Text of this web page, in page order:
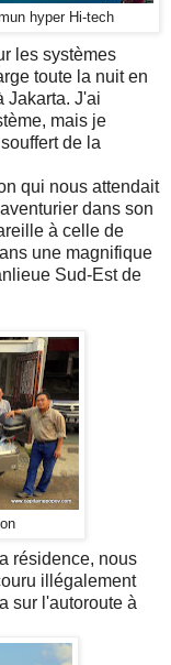
hyper Hi-tech
les systèmes
toute la nuit en
Jakarta. J'ai
mais je
de la
qui nous attendait
dans son
à celle de
une magnifique
Sud-Est de
résidence, nous
illégalement
sur l'autoroute à